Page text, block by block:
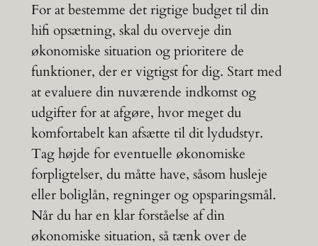
For at bestemme det rigtige budget til din
hifi opsætning, skal du overveje din
økonomiske situation og prioritere de
funktioner, der er vigtigst for dig. Start med
at evaluere din nuværende indkomst og
udgifter for at afgøre, hvor meget du
komfortabelt kan afsætte til dit lydudstyr.
Tag højde for eventuelle økonomiske
forpligtelser, du måtte have, såsom husleje
eller boliglån, regninger og opsparingsmål.
Når du har en klar forståelse af din
økonomiske situation, så tænk over de